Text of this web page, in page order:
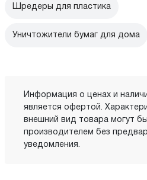
Шредеры для пластика
Уничтожители бумаг для дома
Информация о ценах и
является офертой.
внешний вид товара могут
производителем без
уведомления.